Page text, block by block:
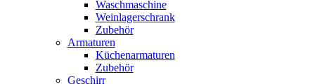
Waschmaschine
Weinlagerschrank
Zubehör
Armaturen
Küchenarmaturen
Zubehör
Geschirr